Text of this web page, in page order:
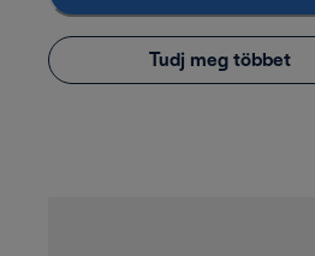
Tudj meg többet